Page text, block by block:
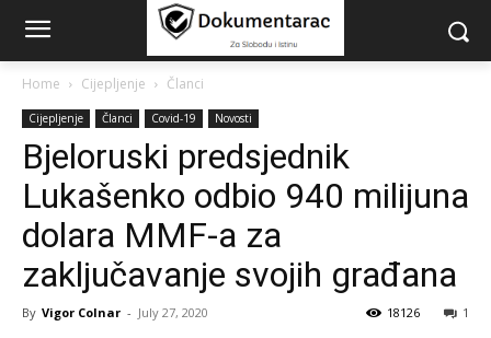
Home Cijepljenje Članci
Cijepljenje Članci Covid-19 Novosti
Bjeloruski predsjednik
Lukašenko odbio 940 milijuna
dolara MMF-a za
zaključavanje svojih građana
By Vigor Colnar - July 27, 2020 1
18126